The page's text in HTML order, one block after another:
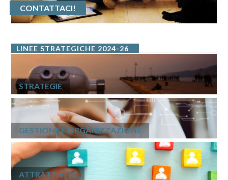
CONTATTACI!
LINEE STRATEGICHE 2024-26
STRATEGIE
GESTIONE E ORGANIZZAZIONE
ATTRATTIVITÀ